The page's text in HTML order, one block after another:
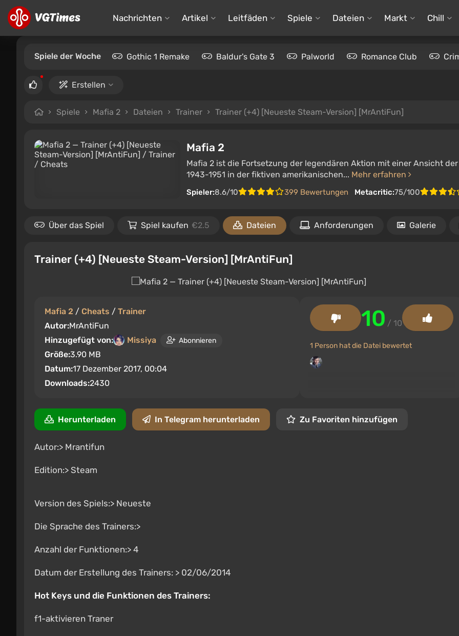
Nachrichten Artikel Leitfäden Spiele Dateien Markt Chill
Spiele der Woche Gothic 1 Remake Baldur's Gate 3 Palworld Romance Club
Erstellen
Spiele Mafia 2 Dateien Trainer Trainer (+4) [Neueste Steam-Version] [MrAntiFun]
Mafia 2
Mafia 2 ist die Fortsetzung der legendären Aktion mit einer Ansicht
1943-1951 in der fiktiven amerikanischen... Mehr erfahren
Spieler:8.6/10 399 Bewertungen Metacritic:75/100
Über das Spiel Spiel kaufen €2.5 Dateien Anforderungen Galerie
Trainer (+4) [Neueste Steam-Version] [MrAntiFun]
Mafia 2 / Cheats / Trainer
Autor:MrAntiFun
Hinzugefügt von:
Missiya Abonnieren
Größe:3.90 MB
Datum:17 Dezember 2017, 00:04
Downloads:2430
10 / 10
1 Person hat die Datei bewertet
Herunterladen In Telegram herunterladen Zu Favoriten hinzufügen
Autor:> Mrantifun
Edition:> Steam
Version des Spiels:> Neueste
Die Sprache des Trainers:>
Anzahl der Funktionen:> 4
Datum der Erstellung des Trainers: > 02/06/2014
Hot Keys und die Funktionen des Trainers:
f1-aktivieren Traner